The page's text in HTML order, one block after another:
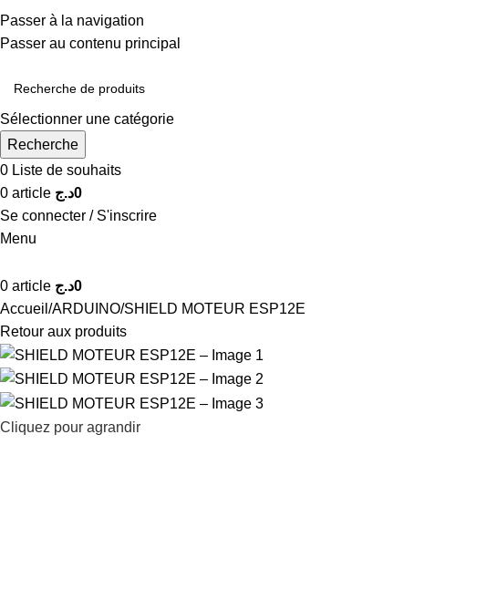
Passer à la navigation
Passer au contenu principal
Infos@adcelectronique.com
Sélectionner une catégorie
Recherche
0 Liste de souhaits
0 article 0د.ج
Se connecter / S'inscrire
Menu
0 article 0د.ج
Accueil ARDUINO SHIELD MOTEUR ESP12E
Retour aux produits
Cliquez pour agrandir